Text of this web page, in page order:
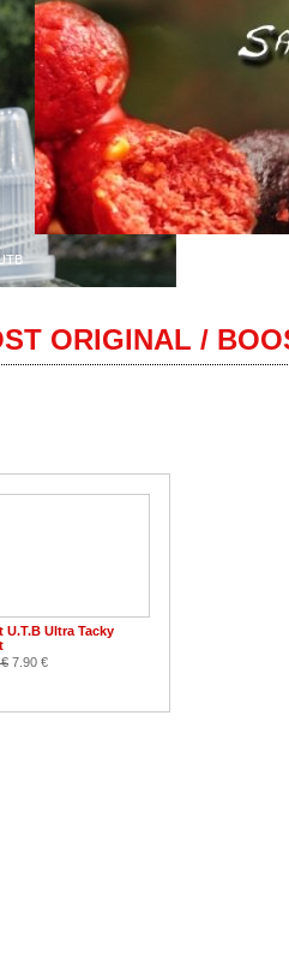
Bienvenue sur
ORIGINAL /
U.T.B Ultra Tacky
7.90 €